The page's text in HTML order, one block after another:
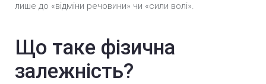
лише до «відміни речовини» чи «сили волі».
Що таке фізична
залежність?